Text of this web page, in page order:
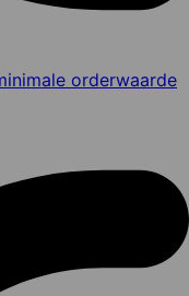
orderwaarde